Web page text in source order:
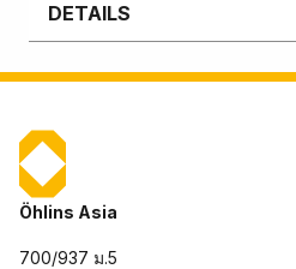
DETAILS
Öhlins Asia
700/937 ม.5